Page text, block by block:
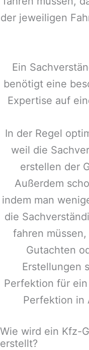
der jeweiligen
Ein
benötigt eine
Expertise auf
In der Regel
weil die
erstellen der
Außerdem
indem man
die
fahren
Gutachten
Erstellungen
Perfektion für
Perfektion in
Wie wird ein Kfz-
erstellt?